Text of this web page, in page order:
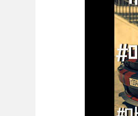
O1O.2062.3474
ryboy3500